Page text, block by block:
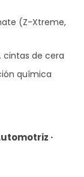
(Z-Xtreme,
cintas de cera
química
·